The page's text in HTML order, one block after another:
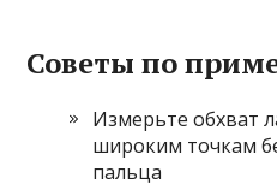
Советы по
Измерьте обхват
широким точкам
пальца